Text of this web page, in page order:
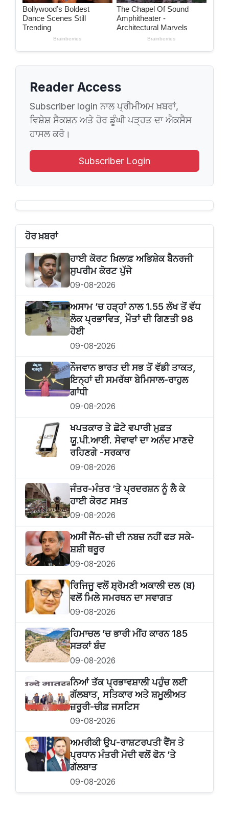
Reader Access
Subscriber login ਨਾਲ ਪ੍ਰੀਮੀਅਮ ਖ਼ਬਰਾਂ,
ਵਿਸ਼ੇਸ਼ ਸੈਕਸ਼ਨ ਅਤੇ ਹੋਰ ਡੂੰਘੀ ਪੜ੍ਹਤ ਦਾ ਐਕਸੈਸ
ਹਾਸਲ ਕਰੋ।
Subscriber Login
ਹੋਰ ਖ਼ਬਰਾਂ
ਹਾਈ ਕੋਰਟ ਖ਼ਿਲਾਫ਼ ਅਭਿਸ਼ੇਕ ਬੈਨਰਜੀ
ਸੁਪਰੀਮ ਕੋਰਟ ਪੁੱਜੇ
09-08-2026
ਅਸਾਮ ’ਚ ਹੜ੍ਹਾਂ ਨਾਲ 1.55 ਲੱਖ ਤੋਂ ਵੱਧ
ਲੋਕ ਪ੍ਰਭਾਵਿਤ, ਮੌਤਾਂ ਦੀ ਗਿਣਤੀ 98
ਹੋਈ
09-08-2026
ਨੌਜਵਾਨ ਭਾਰਤ ਦੀ ਸਭ ਤੋਂ ਵੱਡੀ ਤਾਕਤ,
ਇਨ੍ਹਾਂ ਦੀ ਸਮਰੱਥਾ ਬੇਮਿਸਾਲ-ਰਾਹੁਲ
ਗਾਂਧੀ
09-08-2026
ਖਪਤਕਾਰ ਤੇ ਛੋਟੇ ਵਪਾਰੀ ਮੁਫ਼ਤ
ਯੂ.ਪੀ.ਆਈ. ਸੇਵਾਵਾਂ ਦਾ ਅਨੰਦ ਮਾਣਦੇ
ਰਹਿਣਗੇ -ਸਰਕਾਰ
09-08-2026
ਜੰਤਰ-ਮੰਤਰ ’ਤੇ ਪ੍ਰਦਰਸ਼ਨ ਨੂੰ ਲੈ ਕੇ
ਹਾਈ ਕੋਰਟ ਸਖ਼ਤ
09-08-2026
ਅਸੀਂ ਜੈੱਨ-ਜ਼ੀ ਦੀ ਨਬਜ਼ ਨਹੀਂ ਫੜ ਸਕੇ-
ਸ਼ਸ਼ੀ ਥਰੂਰ
09-08-2026
ਰਿਜਿਜੂ ਵਲੋਂ ਸ਼੍ਰੋਮਣੀ ਅਕਾਲੀ ਦਲ (ਬ)
ਵਲੋਂ ਮਿਲੇ ਸਮਰਥਨ ਦਾ ਸਵਾਗਤ
09-08-2026
ਹਿਮਾਚਲ ’ਚ ਭਾਰੀ ਮੀਂਹ ਕਾਰਨ 185
ਸੜਕਾਂ ਬੰਦ
09-08-2026
ਨਿਆਂ ਤੱਕ ਪ੍ਰਭਾਵਸ਼ਾਲੀ ਪਹੁੰਚ ਲਈ
ਗੱਲਬਾਤ, ਸਤਿਕਾਰ ਅਤੇ ਸ਼ਮੂਲੀਅਤ
ਜ਼ਰੂਰੀ-ਚੀਫ਼ ਜਸਟਿਸ
09-08-2026
ਅਮਰੀਕੀ ਉਪ-ਰਾਸ਼ਟਰਪਤੀ ਵੈਂਸ ਤੇ
ਪ੍ਰਧਾਨ ਮੰਤਰੀ ਮੋਦੀ ਵਲੋਂ ਫੋਨ ’ਤੇ
ਗੱਲਬਾਤ
09-08-2026